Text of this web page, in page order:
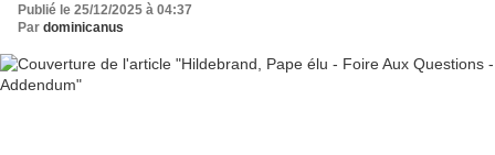
Publié le 25/12/2025 à 04:37
Par dominicanus